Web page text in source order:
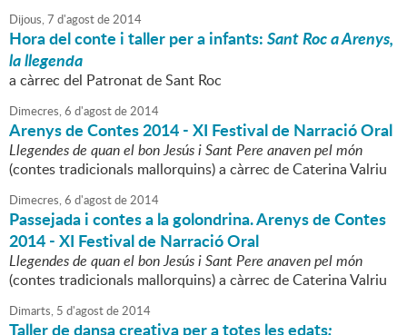
Dijous,7 d'agostde2014
Hora del conte i taller per a infants:Sant Roc a Arenys,
la llegenda
a càrrec del Patronat de Sant Roc
Dimecres,6 d'agostde2014
Arenys de Contes 2014 - XI Festival de Narració Oral
Llegendes de quan el bon Jesús i Sant Pere anaven pel món
(contes tradicionals mallorquins) a càrrec de Caterina Valriu
Dimecres,6 d'agostde2014
Passejada i contes a la golondrina. Arenys de Contes
2014 - XI Festival de Narració Oral
Llegendes de quan el bon Jesús i Sant Pere anaven pel món
(contes tradicionals mallorquins) a càrrec de Caterina Valriu
Dimarts, 5 d'agostde2014
Taller de dansa creativa per a totes les edats: